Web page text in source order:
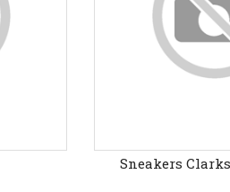
Sneakers Clarks